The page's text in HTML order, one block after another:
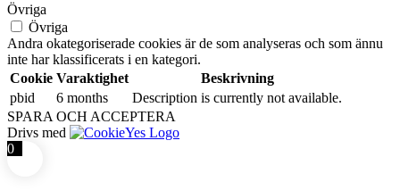
Övriga
Övriga
Andra okategoriserade cookies är de som analyseras och som ännu
inte har klassificerats i en kategori.
Cookie Varaktighet
Beskrivning
pbid
6 months
Description is currently not available.
SPARA OCH ACCEPTERA
Drivs med
0